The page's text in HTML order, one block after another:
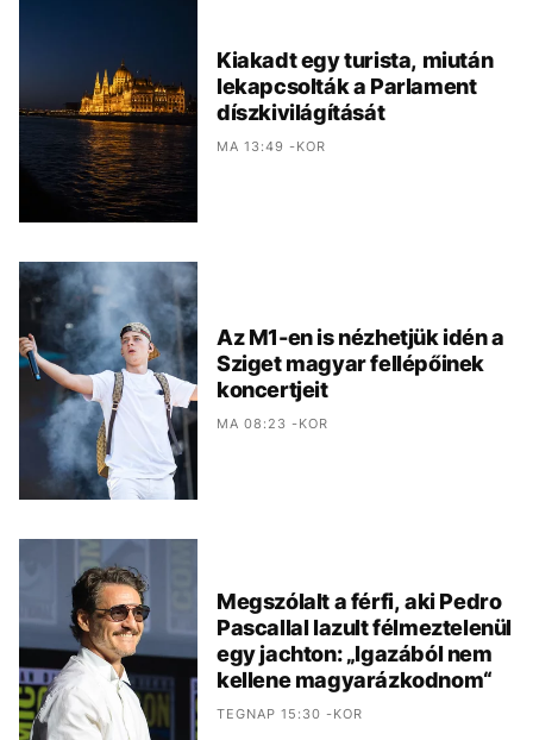
Kiakadt egy turista, miután
lekapcsolták a Parlament
díszkivilágítását
MA 13:49 -KOR
Az M1-en is nézhetjük idén a
Sziget magyar fellépőinek
koncertjeit
MA 08:23 -KOR
Megszólalt a férfi, aki Pedro
Pascallal lazult félmeztelenül
egy jachton: „Igazából nem
kellene magyarázkodnom“
TEGNAP 15:30 -KOR